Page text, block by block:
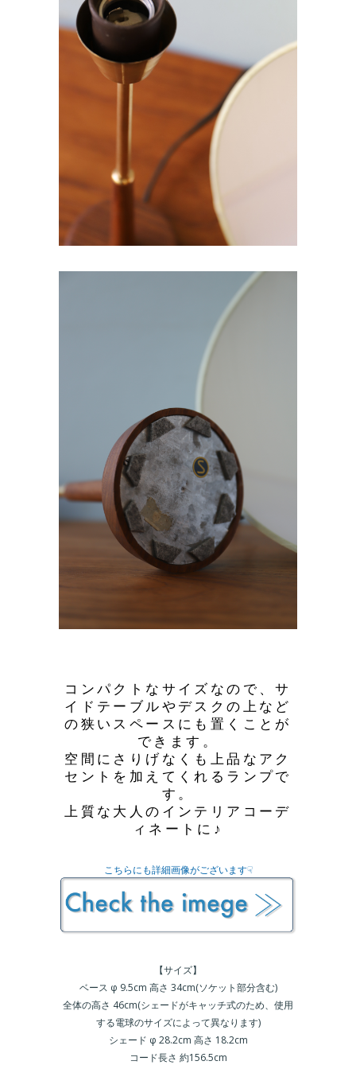
コンパクトなサイズなので、サ
イドテーブルやデスクの上など
の狭いスペースにも置くことが
できます。
空間にさりげなくも上品なアク
セントを加えてくれるランプで
す。
上質な大人のインテリアコーデ
ィネートに♪
こちらにも詳細画像がございます☟
【サイズ】
ベース φ 9.5cm 高さ 34cm(ソケット部分含む)
全体の高さ 46cm(シェードがキャッチ式のため、使用
する電球のサイズによって異なります)
シェード φ 28.2cm 高さ 18.2cm
コード長さ 約156.5cm